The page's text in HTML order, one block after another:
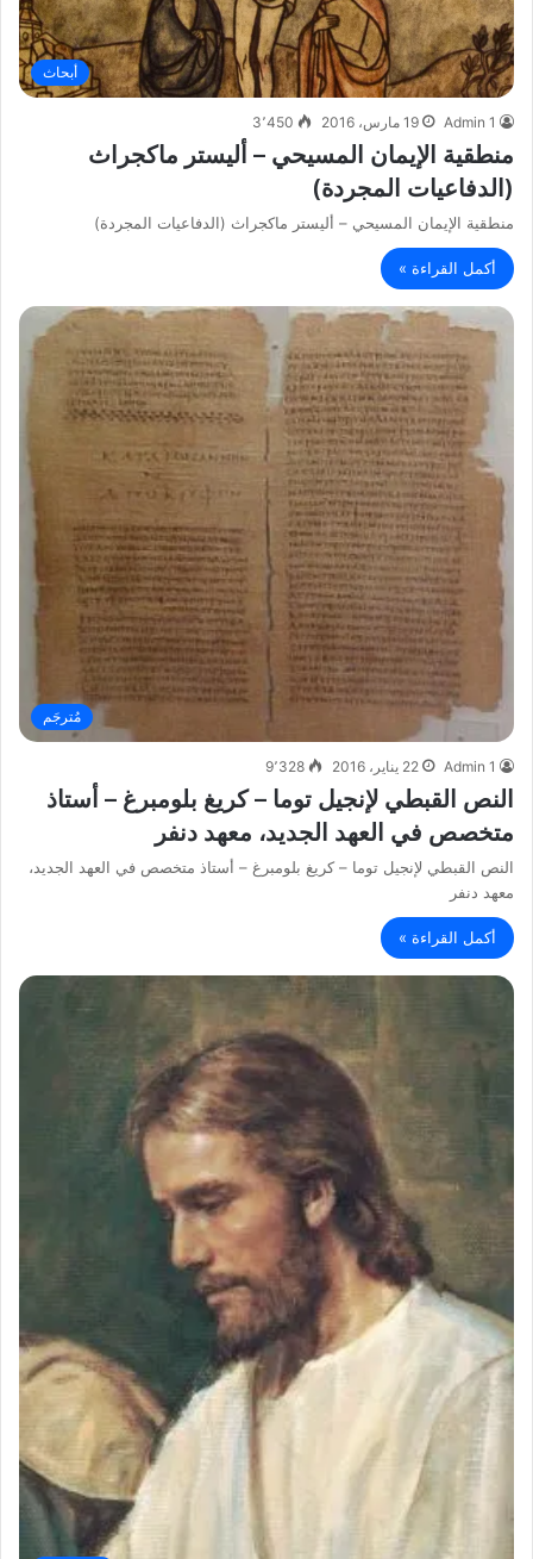
أبحاث
Admin 1 19 مارس، 2016 3٬450
منطقية الإيمان المسيحي – أليستر ماكجراث
(الدفاعيات المجردة)
منطقية الإيمان المسيحي – أليستر ماكجراث (الدفاعيات المجردة)
أكمل القراءة »
مُترجَم
Admin 1 22 يناير، 2016 9٬328
النص القبطي لإنجيل توما – كريغ بلومبرغ – أستاذ
متخصص في العهد الجديد، معهد دنفر
النص القبطي لإنجيل توما – كريغ بلومبرغ – أستاذ متخصص في العهد الجديد،
معهد دنفر
أكمل القراءة »